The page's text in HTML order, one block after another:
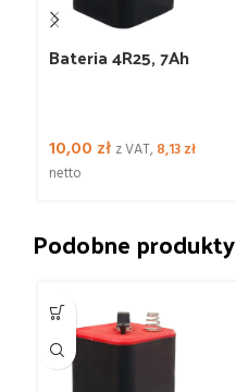
Bateria 4R25, 7Ah
10,00 zł z VAT,8,13zł
netto
Podobne produkty